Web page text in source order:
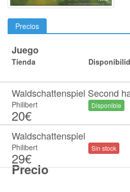
Precios
Juego
Tienda
Precio
Waldschattenspiel Second
Philibert
20€
Disponible
Waldschattenspiel
Philibert
29€
Sin stock